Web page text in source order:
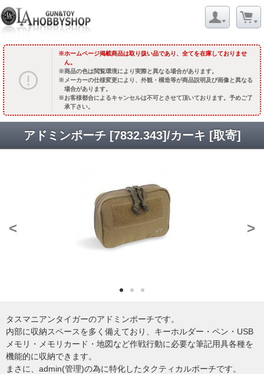
ホームページ掲載商品は取り扱い品であり、全てを在庫しておりませ
ん。
商品の色は閲覧環境により実際と異なる場合があります。
メーカーの仕様変更により、外観・構造等が商品説明及び画像と異なる
場合があります。
お客様都合によるキャンセルは不可とさせて頂いております。予めご了
承下さい。
アドミンポーチ [7832.343]/カーキ [取寄]
< >
タスマニアンタイガーのアドミンポーチです。
内部に収納スペースを多く備えており、キーホルダー・ペン・USB
メモリ・メモリカード・地図など作戦行動に必要な筆記用具各種を
機能的に収納できます。
まさに、admin(管理)の為に特化したタクティカルポーチです。